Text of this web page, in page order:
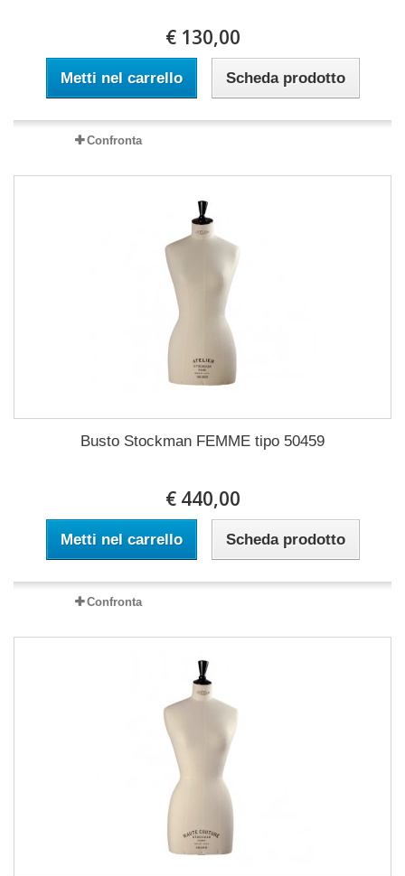
€ 130,00
Metti nel carrello Scheda prodotto
Confronta
Busto Stockman FEMME tipo 50459
€ 440,00
Metti nel carrello Scheda prodotto
Confronta